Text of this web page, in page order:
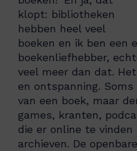
klopt: bibliotheken
hebben heel veel
boeken en ik ben een
boekenliefhebber,
veel meer dan dat.
en ontspanning.
van een boek, maar
games, kranten,
die er online te vinden
archieven. De